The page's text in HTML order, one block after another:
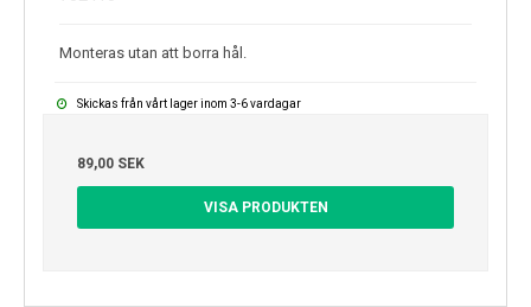
Monteras utan att borra hål.
Skickas från vårt lager inom 3-6 vardagar
89,00 SEK
VISA PRODUKTEN